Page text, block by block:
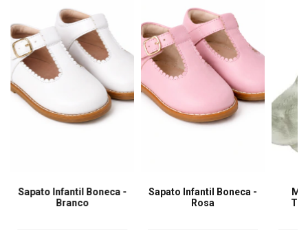
Sapato Infantil Boneca -
Branco
Sapato Infantil Boneca -
Rosa